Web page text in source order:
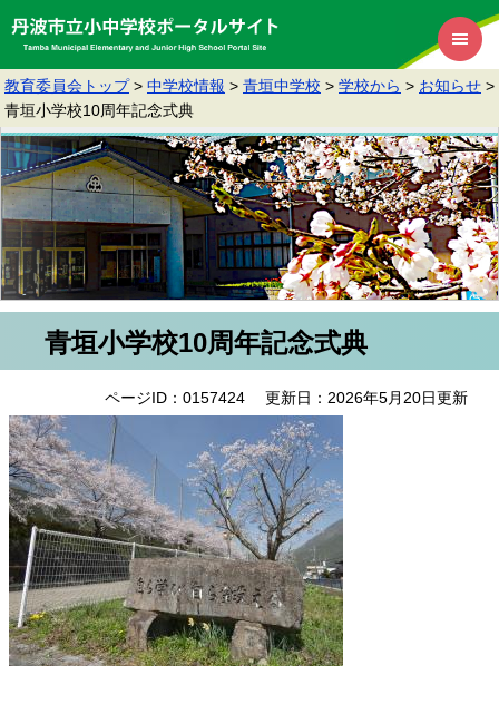
教育委員会トップ > 中学校情報 > 青垣中学校 > 学校から > お知らせ >
青垣小学校10周年記念式典
青垣小学校10周年記念式典
ページID：0157424 更新日：2026年5月20日更新